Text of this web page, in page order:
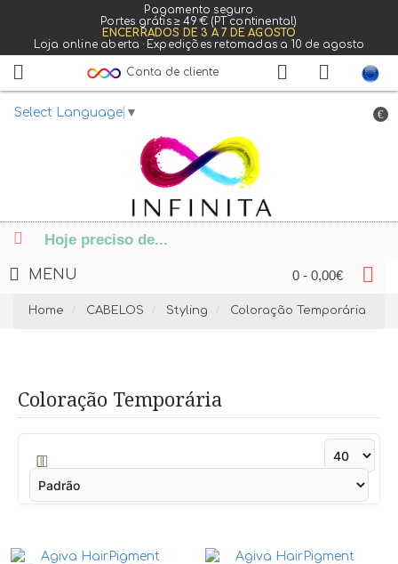
Pagamento seguro
Portes grátis ≥ 49 € (PT continental)
ENCERRADOS DE 3 A 7 DE AGOSTO
Loja online aberta · Expedições retomadas a 10 de agosto
Select Language ▼
Conta de cliente
€
0 - 0,00€
MENU
Home CABELOS Styling Coloração Temporária
Coloração Temporária